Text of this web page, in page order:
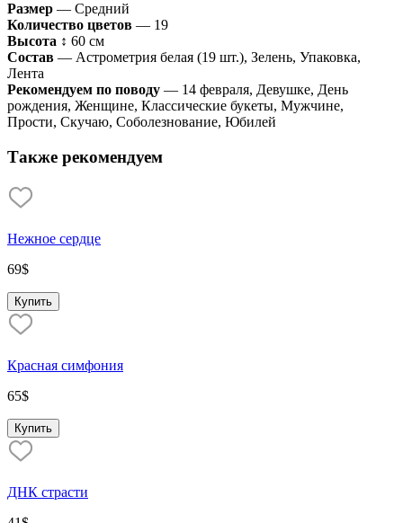
Размер — Средний
Количество цветов — 19
Высота ↕ 60 см
Состав — Астрометрия белая (19 шт.), Зелень, Упаковка,
Лента
Рекомендуем по поводу — 14 февраля, Девушке, День
рождения, Женщине, Классические букеты, Мужчине,
Прости, Скучаю, Соболезнование, Юбилей
Также рекомендуем
Нежное сердце
69$
Купить
Красная симфония
65$
Купить
ДНК страсти